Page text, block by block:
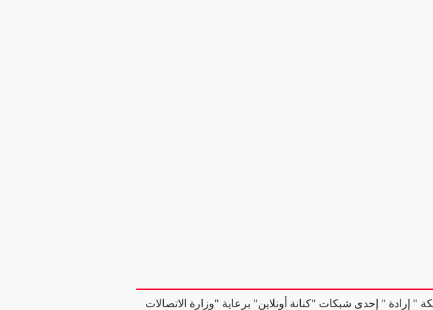
" إرادة " إحدى شبكات "كنانة أونلاين" برعاية "وزارة الاتصالات